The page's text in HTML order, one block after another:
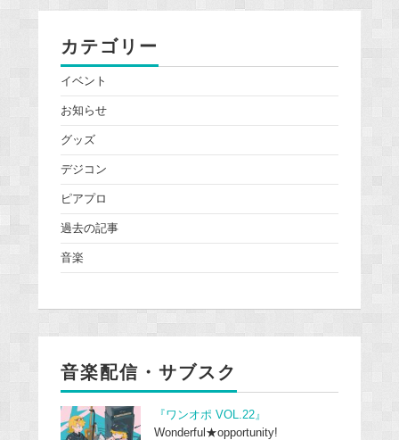
カテゴリー
イベント
お知らせ
グッズ
デジコン
ピアプロ
過去の記事
音楽
音楽配信・サブスク
『ワンオポ VOL.22』
Wonderful★opportunity!